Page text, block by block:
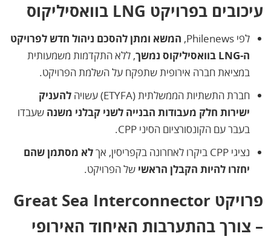
עיכובים בפרויקט LNG בוואסיליקוס
לפי Philenews,
המשא ומתן להסכם ניהול חדש לפרויקט
ה-LNG בוואסיליקוס נמשך
, ללא התקדמות משמעותית
במציאת חברה אירופית שתפקח על השלמת הפרויקט.
חברת התשתיות הממשלתית (ETYFA) עשויה
להעניק
ישירות חלק מעבודות הבנייה לשני קבלני משנה שעבדו
בעבר עם הקונסורציום הסיני CPP.
נציגי CPP ביקרו לאחרונה בקפריסין, אך
לא מסתמן שהם
יחזרו להיות הקבלן הראשי של הפרויקט.
פרויקט Great Sea Interconnector
– צורך בהתערבות האיחוד האירופי